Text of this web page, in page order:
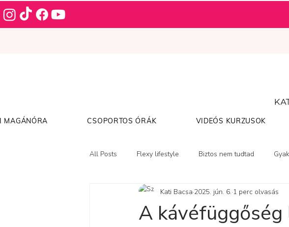
MAGÁNÓRA CSOPORTOS ÓRÁK VIDEÓS KURZUSOK
All Posts Flexy lifestyle Biztos nem tudtad
Csajos Flexy tippek
A
Kati Bacsa 2025. jún. 6. 1 perc olvasás